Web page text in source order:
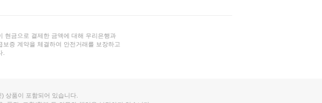
현금으로 결제한 금액에 대해 우리은행과
보증 계약을 체결하여 안전거래를 보장하고
.
상품이 포함되어 있습니다.